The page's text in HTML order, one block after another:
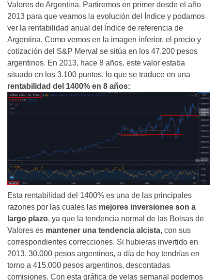
Valores de Argentina. Partiremos en primer desde el año
2013 para que veamos la evolución del Índice y podamos
ver la rentabilidad anual del Índice de referencia de
Argentina. Como vemos en la imagen inferior, el precio y
cotización del S&P Merval se sitúa en los 47.200 pesos
argentinos. En 2013, hace 8 años, este valor estaba
situado en los 3.100 puntos, lo que se traduce en una
rentabilidad del 1400% en 8 años:
Esta rentabilidad del 1400% es una de las principales
razones por las cuales las mejores inversiones son a
largo plazo, ya que la tendencia normal de las Bolsas de
Valores es mantener una tendencia alcista, con sus
correspondientes correcciones. Si hubieras invertido en
2013, 30.000 pesos argentinos, a día de hoy tendrías en
torno a 415.000 pesos argentinos, descontadas
comisiones. Con esta gráfica de velas semanal podemos